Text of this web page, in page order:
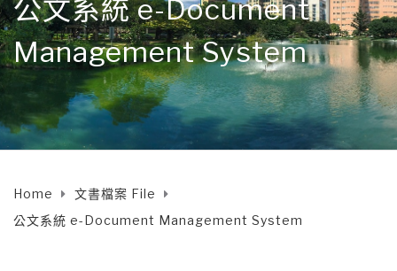
公文系統 e-Document
Management System
Home
文書檔案 File
公文系統 e-Document Management System